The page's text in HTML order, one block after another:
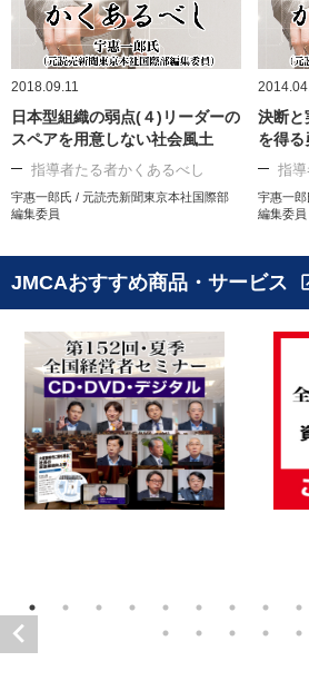
2018.09.11
日本型組織の弱点(４)リーダーの
スペアを用意しない社会風土
指導者たる者かくあるべし
宇惠一郎氏 / 元読売新聞東京本社国際部
編集委員
決断
を得る
指
宇惠一
編集委員
JMCAおすすめ商品・サービス